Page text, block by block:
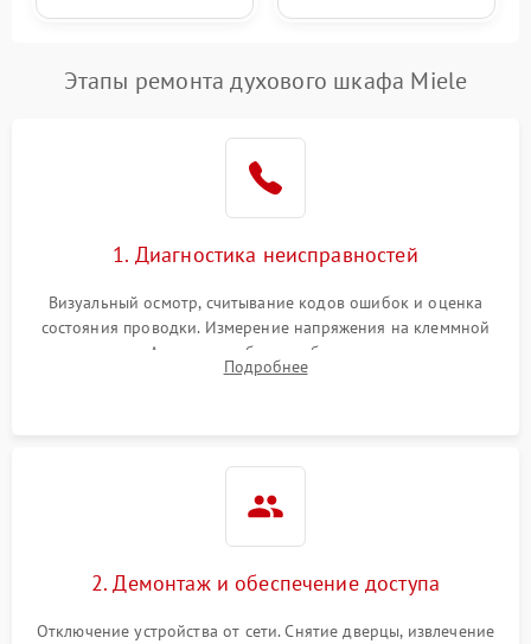
Этапы ремонта духового шкафа Miele
1. Диагностика неисправностей
Визуальный осмотр, считывание кодов ошибок и оценка
состояния проводки. Измерение напряжения на клеммной
колодке. Анализ жалоб на проблемы с нагревом,
конвекцией, панелью управления или блокировкой дверцы.
Подробнее
2. Демонтаж и обеспечение доступа
Отключение устройства от сети. Снятие дверцы, извлечение